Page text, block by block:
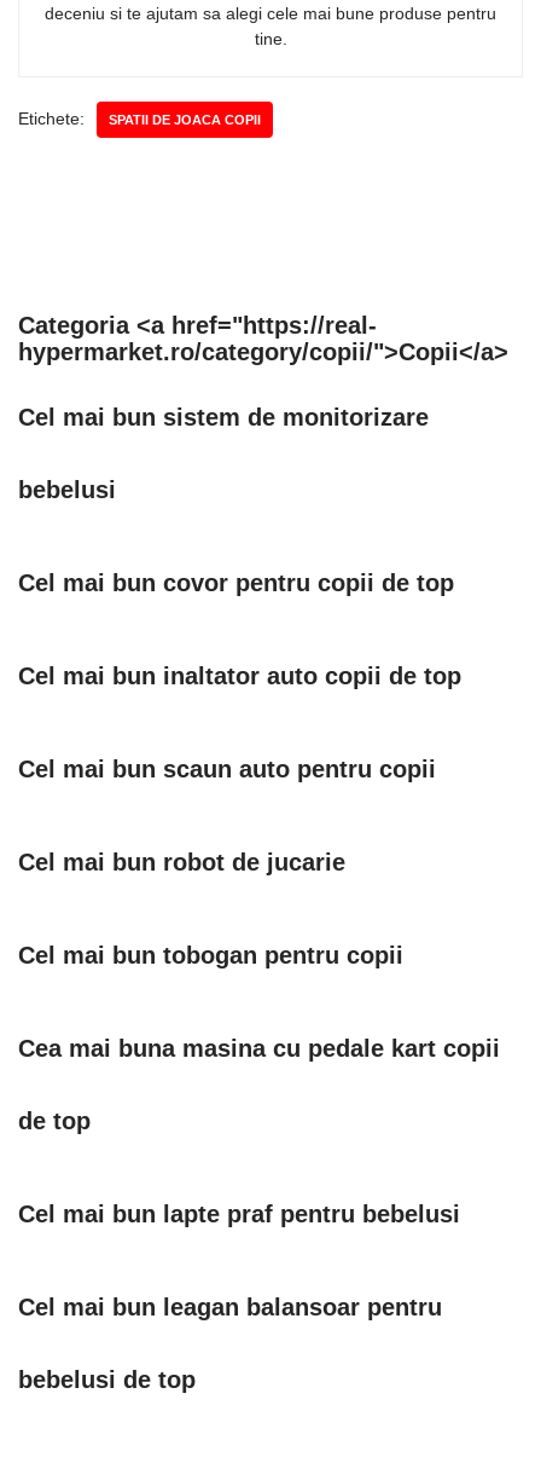
deceniu si te ajutam sa alegi cele mai bune produse pentru
tine.
Etichete: SPATII DE JOACA COPII
Categoria <a href="https://real-
hypermarket.ro/category/copii/">Copii</a>
Cel mai bun sistem de monitorizare
bebelusi
Cel mai bun covor pentru copii de top
Cel mai bun inaltator auto copii de top
Cel mai bun scaun auto pentru copii
Cel mai bun robot de jucarie
Cel mai bun tobogan pentru copii
Cea mai buna masina cu pedale kart copii
de top
Cel mai bun lapte praf pentru bebelusi
Cel mai bun leagan balansoar pentru
bebelusi de top